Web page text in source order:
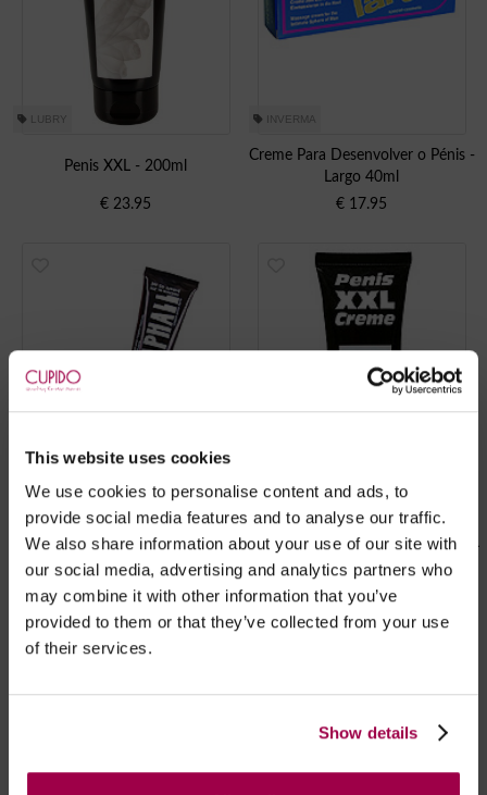
This website uses cookies
We use cookies to personalise content and ads, to
provide social media features and to analyse our traffic.
We also share information about your use of our site with
our social media, advertising and analytics partners who
may combine it with other information that you’ve
provided to them or that they’ve collected from your use
of their services.
Show details
LUBRY
Penis XXL - 200ml
€ 23.95
INVERMA
Creme Para Desenvolver o Pénis -
Largo 40ml
€ 17.95
Magnaphall - Creme Fortalecedor
Ereção 45ml
€17.95
Creme Desenvolvimento Pénis XXL
- 80ml
€13.95